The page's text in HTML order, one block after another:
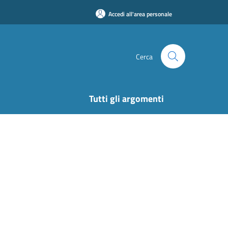
Accedi all'area personale
Cerca
Tutti gli argomenti